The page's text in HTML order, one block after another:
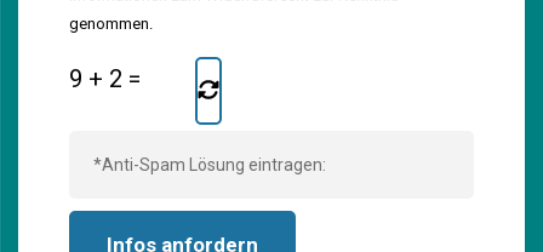
genommen.
9 + 2 =